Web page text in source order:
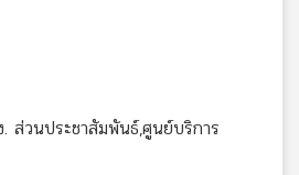
ส่วนประชาสัมพันธ์,ศูนย์บริการ